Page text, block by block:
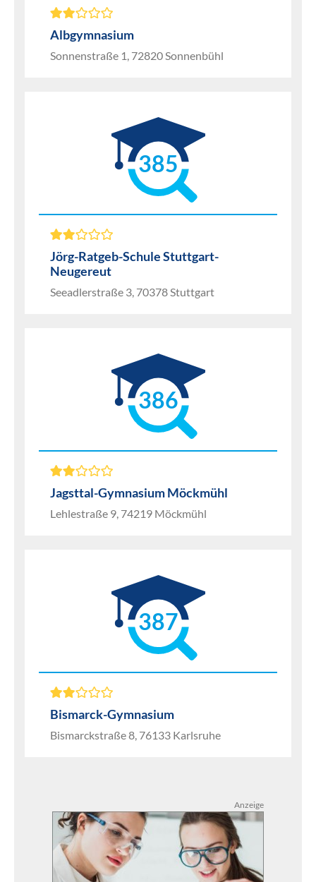
Albgymnasium
Sonnenstraße 1, 72820 Sonnenbühl
385
Jörg-Ratgeb-Schule Stuttgart-
Neugereut
Seeadlerstraße 3, 70378 Stuttgart
386
Jagsttal-Gymnasium Möckmühl
Lehlestraße 9, 74219 Möckmühl
387
Bismarck-Gymnasium
Bismarckstraße 8, 76133 Karlsruhe
Anzeige